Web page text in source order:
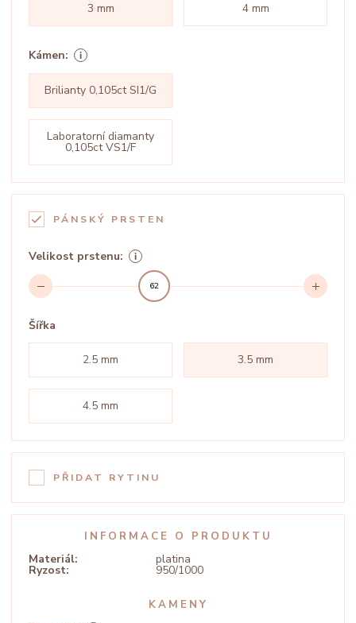
3 mm 4 mm
Kámen:
Brilianty 0,105ct SI1/G
Laboratorní diamanty
0,105ct VS1/F
PÁNSKÝ PRSTEN
Velikost prstenu:
62
Šířka
2.5 mm 3.5 mm
4.5 mm
PŘIDAT RYTINU
INFORMACE O PRODUKTU
Materiál: platina
Ryzost: 950/1000
KAMENY